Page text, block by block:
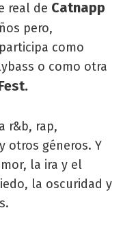
real de Catnapp
pero,
como
o como otra
r&b, rap,
otros géneros. Y
la ira y el
la oscuridad y